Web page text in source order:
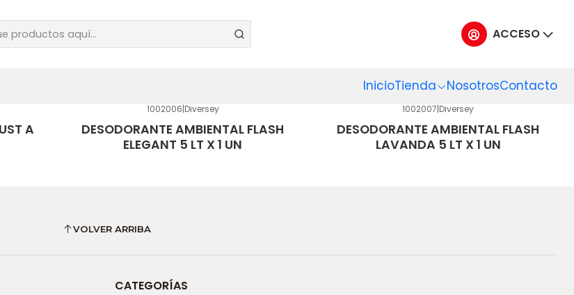
ACCESO
InicioTienda NosotrosContacto
LIQUIDOS
A
1002006|Diversey
DESODORANTE AMBIENTAL FLASH
ELEGANT 5 LT X 1 UN
1002007|Diversey
DESODORANTE AMBIENTAL FLASH
LAVANDA 5 LT X 1 UN
VOLVER ARRIBA
CATEGORÍAS